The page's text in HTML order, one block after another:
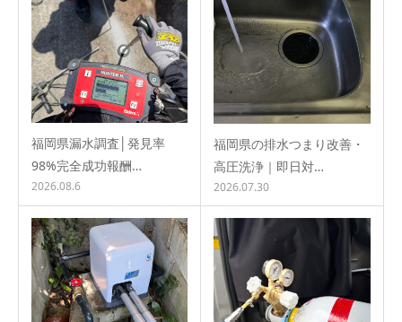
福岡県漏水調査│発見率
98%完全成功報酬…
2026.08.6
福岡県の排水つまり改善・
高圧洗浄｜即日対…
2026.07.30